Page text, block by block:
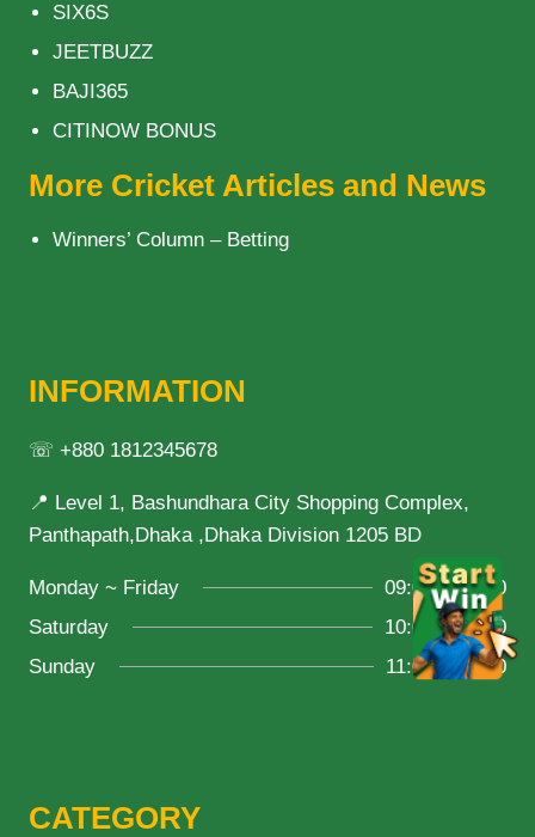
SIX6S
JEETBUZZ
BAJI365
CITINOW BONUS
More Cricket Articles and News
Winners’ Column – Betting
INFORMATION
☏ +880 1812345678
📍 Level 1, Bashundhara City Shopping Complex,
Panthapath,Dhaka ,Dhaka Division 1205 BD
Monday ~ Friday
09:00 ~ 21:00
Saturday
10:00 ~ 18:00
Sunday
11:00 ~ 20:00
CATEGORY